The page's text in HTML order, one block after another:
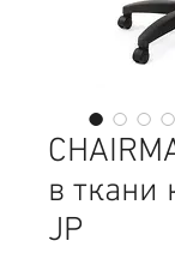
в ткани
JP